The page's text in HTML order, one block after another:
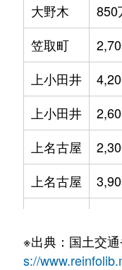
大野木
850
笠取町
上小田井
上小田井
上名古屋
上名古屋
菊井
※出典：国土交
s://